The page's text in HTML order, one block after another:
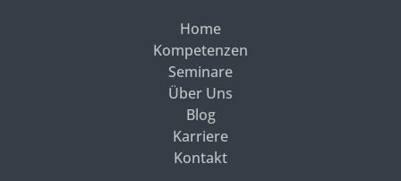
Home
Kompetenzen
Seminare
Über Uns
Blog
Karriere
Kontakt